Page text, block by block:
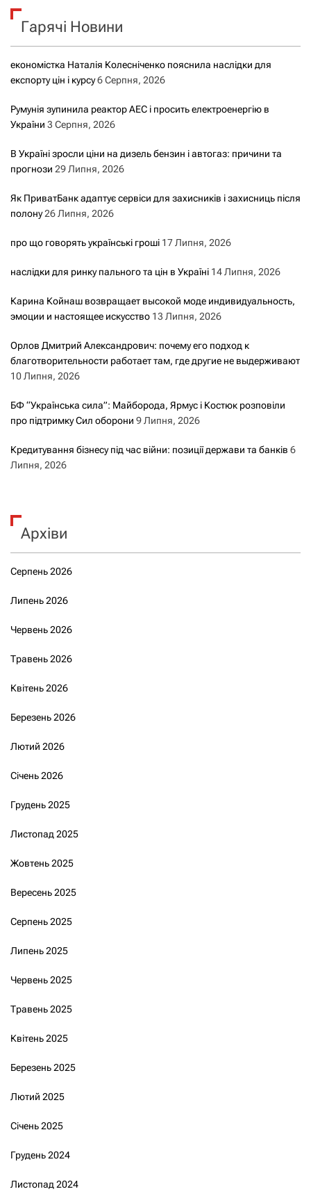
к
Гарячі Новини
економістка Наталія Колесніченко пояснила наслідки для
експорту цін і курсу6 Серпня, 2026
Румунія зупинила реактор АЕС і просить електроенергію в
України 3 Серпня, 2026
В Україні зросли ціни на дизель бензин і автогаз: причини та
прогнози 29 Липня, 2026
Як ПриватБанк адаптує сервіси для захисників і захисниць після
полону26 Липня, 2026
про що говорять українські гроші 17 Липня, 2026
наслідки для ринку пального та цін в Україні 14 Липня, 2026
Карина Койнаш возвращает высокой моде индивидуальность,
эмоции и настоящее искусство 13 Липня, 2026
Орлов Дмитрий Александрович: почему его подход к
благотворительности работает там, где другие не выдерживают
10 Липня, 2026
БФ “Українська сила”: Майборода, Ярмус і Костюк розповіли
про підтримку Сил оборони 9 Липня, 2026
Кредитування бізнесу під час війни: позиції держави та банків 6
Липня, 2026
Архіви
Серпень 2026
Липень 2026
Червень 2026
Травень 2026
Квітень 2026
Березень 2026
Лютий 2026
Січень 2026
Грудень 2025
Листопад 2025
Жовтень 2025
Вересень 2025
Серпень 2025
Липень 2025
Червень 2025
Травень 2025
Квітень 2025
Березень 2025
Лютий 2025
Січень 2025
Грудень 2024
Листопад 2024